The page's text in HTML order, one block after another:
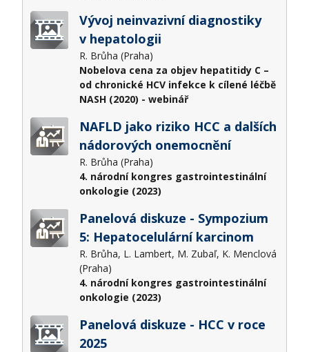
Vývoj neinvazivní diagnostiky
v hepatologii
R. Brůha (Praha)
Nobelova cena za objev hepatitidy C –
od chronické HCV infekce k cílené léčbě
NASH (2020) - webinář
NAFLD jako riziko HCC a dalších
nádorových onemocnění
R. Brůha (Praha)
4. národní kongres gastrointestinální
onkologie (2023)
Panelová diskuze - Sympozium
5: Hepatocelulární karcinom
R. Brůha, L. Lambert, M. Zubaľ, K. Menclová
(Praha)
4. národní kongres gastrointestinální
onkologie (2023)
Panelová diskuze - HCC v roce
2025